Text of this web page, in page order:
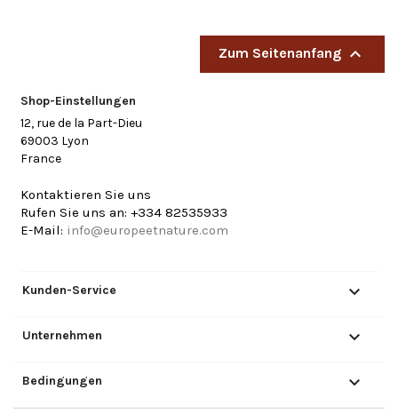
Zum Seitenanfang 
Shop-Einstellungen
12, rue de la Part-Dieu
69003 Lyon
France
Kontaktieren Sie uns
Rufen Sie uns an: +334 82535933
E-Mail: info@europeetnature.com
Kunden-Service 
Unternehmen 
Bedingungen 